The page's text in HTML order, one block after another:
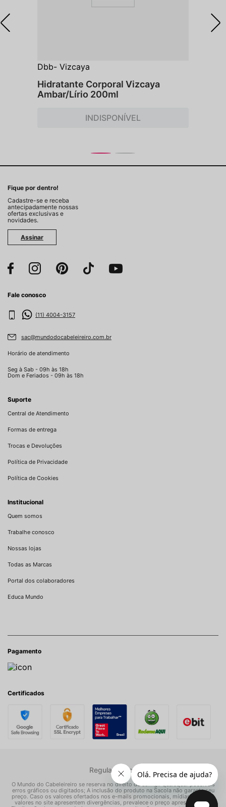
Dbb- Vizcaya
Hidratante Corporal Vizcaya
Ambar/Lírio 200ml
INDISPONÍVEL
Fique por dentro!
Cadastre-se e receba
antecipadamente nossas
ofertas exclusivas e
novidades.
Assinar
Fale conosco
(11) 4004-3157
sac@mundodocabeleireiro.com.br
Horário de atendimento
Seg à Sab - 09h às 18h
Dom e Feriados - 09h às 18h
Suporte
Central de Atendimento
Formas de entrega
Trocas e Devoluções
Política de Privacidade
Política de Cookies
Institucional
Quem somos
Trabalhe conosco
Nossas lojas
Todas as Marcas
Portal dos colaboradores
Educa Mundo
Pagamento
Certificados
Regulamentos
O Mundo do Cabeleireiro se reserva no direito de corrigir quaisquer possíveis
erros gráficos ou digitados; A inclusão do produto na Sacola não garante seu
preço. Caso os valores ofertados nos e-mails promocionais, mídias sociais e
valores no site apresentem divergências, prevalece o preço apresentado na